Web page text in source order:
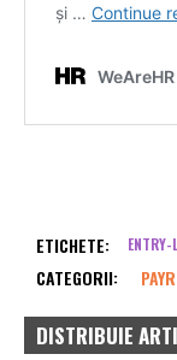
ETICHETE: ENTRY-
CATEGORII:
DISTRIBUIE